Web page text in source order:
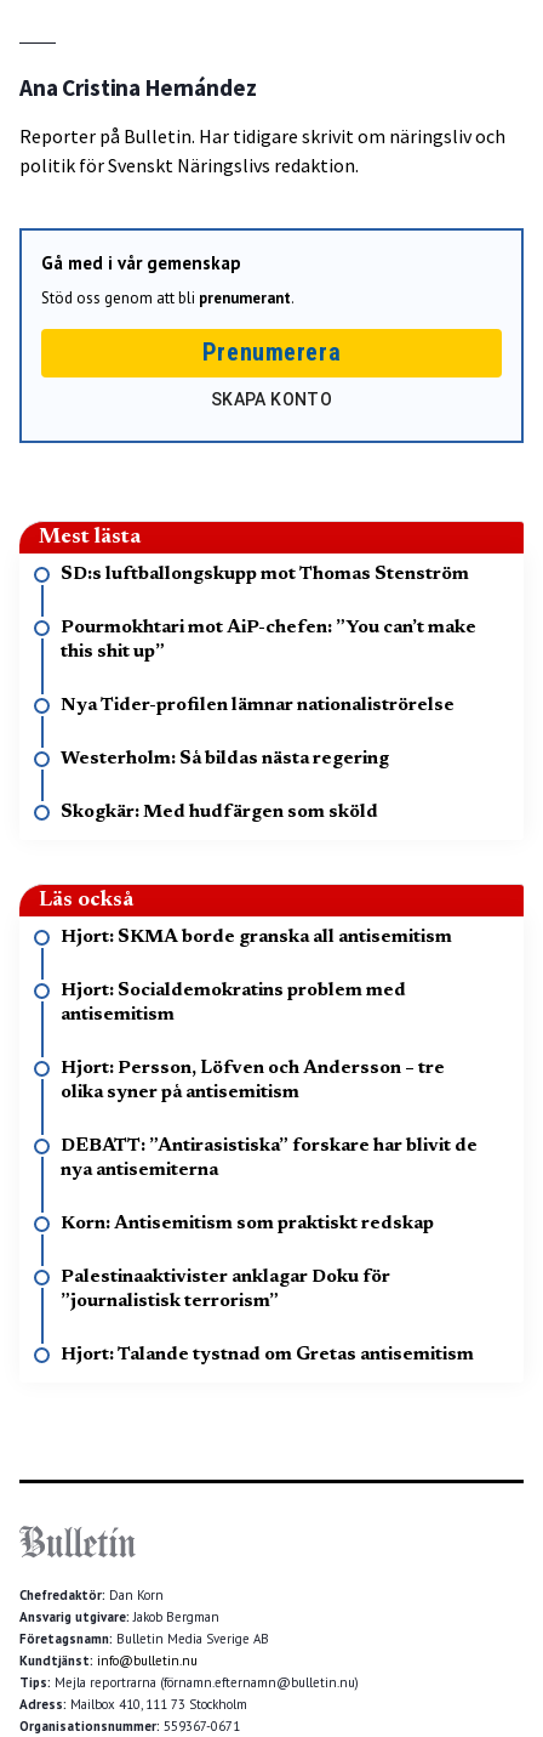
Ana Cristina Hernández
Reporter på Bulletin. Har tidigare skrivit om näringsliv och
politik för Svenskt Näringslivs redaktion.
Gå med i vår gemenskap
Stöd oss genom att bli prenumerant.
Prenumerera
SKAPA KONTO
Mest lästa
SD:s luftballongskupp mot Thomas Stenström
Pourmokhtari mot AiP-chefen: ”You can’t make
this shit up”
Nya Tider-profilen lämnar nationaliströrelse
Westerholm: Så bildas nästa regering
Skogkär: Med hudfärgen som sköld
Läs också
Hjort: SKMA borde granska all antisemitism
Hjort: Socialdemokratins problem med
antisemitism
Hjort: Persson, Löfven och Andersson – tre
olika syner på antisemitism
DEBATT: ”Antirasistiska” forskare har blivit de
nya antisemiterna
Korn: Antisemitism som praktiskt redskap
Palestinaaktivister anklagar Doku för
”journalistisk terrorism”
Hjort: Talande tystnad om Gretas antisemitism
Chefredaktör: Dan Korn
Ansvarig utgivare: Jakob Bergman
Företagsnamn: Bulletin Media Sverige AB
Kundtjänst: info@bulletin.nu
Tips: Mejla reportrarna (förnamn.efternamn@bulletin.nu)
Adress: Mailbox 410, 111 73 Stockholm
Organisationsnummer: 559367-0671